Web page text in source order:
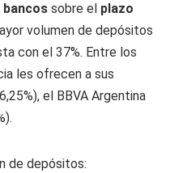
bancos sobre el plazo
volumen de depósitos
con el 37%. Entre los
les ofrecen a sus
el BBVA Argentina
de depósitos: